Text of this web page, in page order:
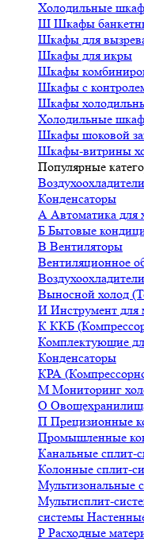
Холодильные
Ш Шкафы
Шкафы для
Шкафы для икры
Шкафы
Шкафы с
Шкафы
Холодильные
Шкафы шоковой
Шкафы-витрины
Популярные
Воздухоохладители
Конденсаторы
А Автоматика для
Б Бытовые
В Вентиляторы
Вентиляционное
Воздухоохладители
Выносной холод
И Инструмент для
К ККБ
Комплектующие
Конденсаторы
КРА
М Мониторинг
О
П Прецизионные
Промышленные
Канальные сплит-
Колонные сплит-
Мультизональные
Мультисплит-
системы
Р Расходные